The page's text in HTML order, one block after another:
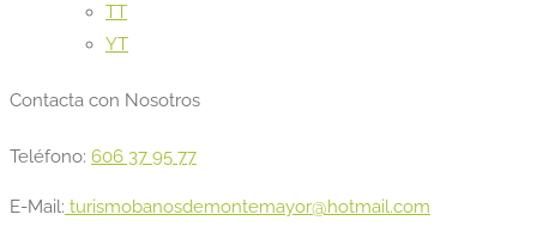
TT
YT
Contacta con Nosotros
Teléfono: 606 37 95 77
E-Mail: turismobanosdemontemayor@hotmail.com